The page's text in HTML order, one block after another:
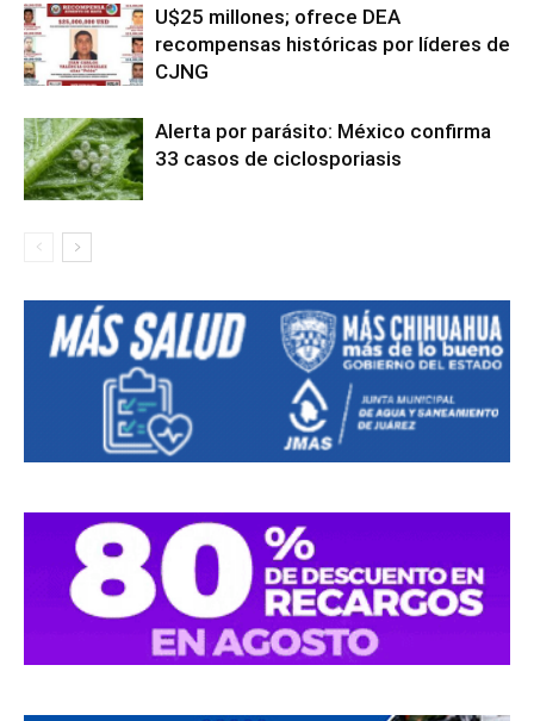
U$25 millones; ofrece DEA
recompensas históricas por líderes de
CJNG
Alerta por parásito: México confirma
33 casos de ciclosporiasis